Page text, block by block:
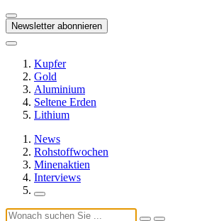
Newsletter abonnieren
Kupfer
Gold
Aluminium
Seltene Erden
Lithium
News
Rohstoffwochen
Minenaktien
Interviews